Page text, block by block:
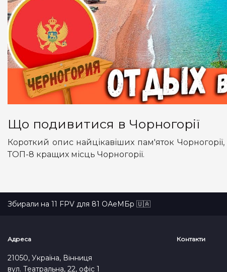
Що подивитися в Чорногорії
Короткий опис найцікавіших пам'яток
ТОП-8 кращих місць Чорногорії.
Збирали на 11 FPV для 81 ОАеМБр 🇺🇦
Адреса
21050, Україна, Вінниця
вул. Театральна, 22, офіс 1
Контакти